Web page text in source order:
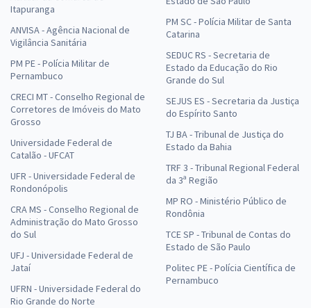
Itapuranga
ANVISA - Agência Nacional de
Vigilância Sanitária
PM PE - Polícia Militar de
Pernambuco
CRECI MT - Conselho Regional de
Corretores de Imóveis do Mato
Grosso
Universidade Federal de
Catalão - UFCAT
UFR - Universidade Federal de
Rondonópolis
CRA MS - Conselho Regional de
Administração do Mato Grosso
do Sul
UFJ - Universidade Federal de
Jataí
UFRN - Universidade Federal do
Rio Grande do Norte
PM SC - Polícia Militar de Santa
Catarina
SEDUC RS - Secretaria de
Estado da Educação do Rio
Grande do Sul
SEJUS ES - Secretaria da Justiça
do Espírito Santo
TJ BA - Tribunal de Justiça do
Estado da Bahia
TRF 3 - Tribunal Regional Federal
da 3ª Região
MP RO - Ministério Público de
Rondônia
TCE SP - Tribunal de Contas do
Estado de São Paulo
Politec PE - Polícia Científica de
Pernambuco